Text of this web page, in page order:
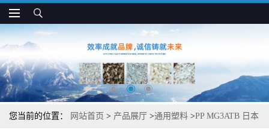
您当前的位置： 网站首页 > 产品展厅 >通用塑料 >PP MG3ATB 日本